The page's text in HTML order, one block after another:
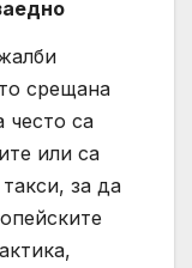
срещана
често са
или са
за да